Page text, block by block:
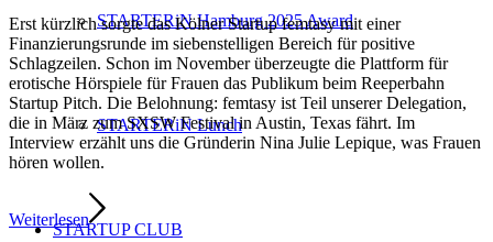
STARTERiN Hamburg 2025 Award
STARTERiN Lunch
STARTUP CLUB
Erst kürzlich sorgte das Kölner Startup femtasy mit einer
Finanzierungsrunde im siebenstelligen Bereich für positive
Schlagzeilen. Schon im November überzeugte die Plattform für
erotische Hörspiele für Frauen das Publikum beim Reeperbahn
Startup Pitch. Die Belohnung: femtasy ist Teil unserer Delegation,
die in März zum SXSW Festival in Austin, Texas fährt. Im
Interview erzählt uns die Gründerin Nina Julie Lepique, was Frauen
hören wollen.
Weiterlesen